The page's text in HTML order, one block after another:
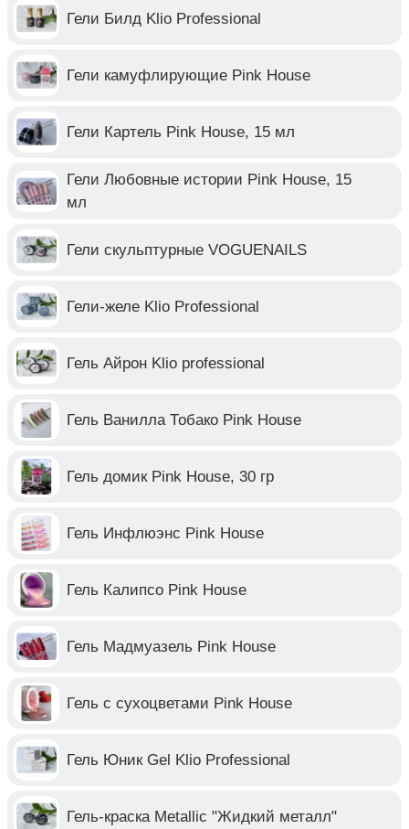
Гели Билд Klio Professional
Гели камуфлирующие Pink House
Гели Картель Pink House, 15 мл
Гели Любовные истории Pink House, 15
мл
Гели скульптурные VOGUENAILS
Гели-желе Klio Professional
Гель Айрон Klio professional
Гель Ванилла Тобако Pink House
Гель домик Pink House, 30 гр
Гель Инфлюэнс Pink House
Гель Калипсо Pink House
Гель Мадмуазель Pink House
Гель с сухоцветами Pink House
Гель Юник Gel Klio Professional
Гель-краска Metallic "Жидкий металл"